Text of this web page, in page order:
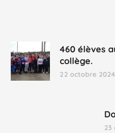
460 élèves
collège.
22 octobre 2024
23